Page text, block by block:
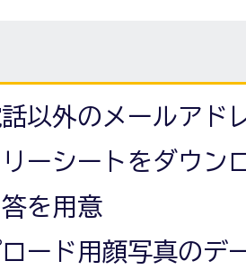
以外のメールアド
ーシートをダウン
を用意
ード用顔写真のデ